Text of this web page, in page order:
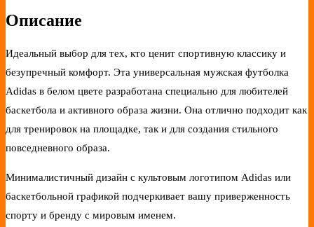
Описание
Идеальный выбор для тех, кто ценит спортивную классику и
безупречный комфорт. Эта универсальная мужская футболка
Adidas в белом цвете разработана специально для любителей
баскетбола и активного образа жизни. Она отлично подходит как
для тренировок на площадке, так и для создания стильного
повседневного образа.
Минималистичный дизайн с культовым логотипом Adidas или
баскетбольной графикой подчеркивает вашу приверженность
спорту и бренду с мировым именем.